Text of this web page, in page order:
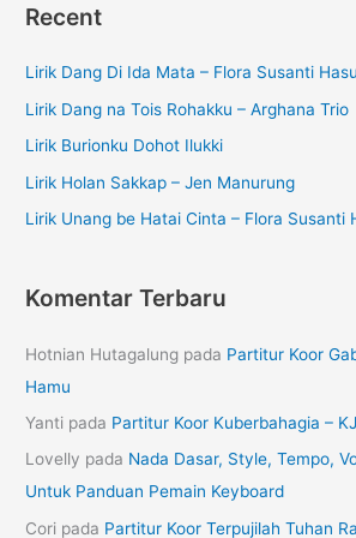
Recent
Lirik Dang Di Ida Mata – Flora Susanti
Lirik Dang na Tois Rohakku – Arghana Trio
Lirik Burionku Dohot Ilukki
Lirik Holan Sakkap – Jen Manurung
Lirik Unang be Hatai Cinta – Flora Susanti
Komentar Terbaru
Hotnian Hutagalung pada Partitur Koor
Hamu
Yanti pada Partitur Koor Kuberbahagia –
Lovelly pada Nada Dasar, Style, Tempo,
Untuk Panduan Pemain Keyboard
Cori pada Partitur Koor Terpujilah Tuhan